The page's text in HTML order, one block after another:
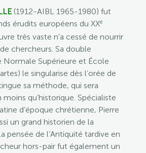
(1912-AIBL 1965-1980) fut
érudits européens du XXe
très vaste n’a cessé de nourrir
chercheurs. Sa double
Supérieure et École
le singularise dès l’orée de
sa méthode, qui sera
qu’historique. Spécialiste
d’époque chrétienne, Pierre
un grand historien de la
pensée de l’Antiquité tardive en
hors-pair fut également un